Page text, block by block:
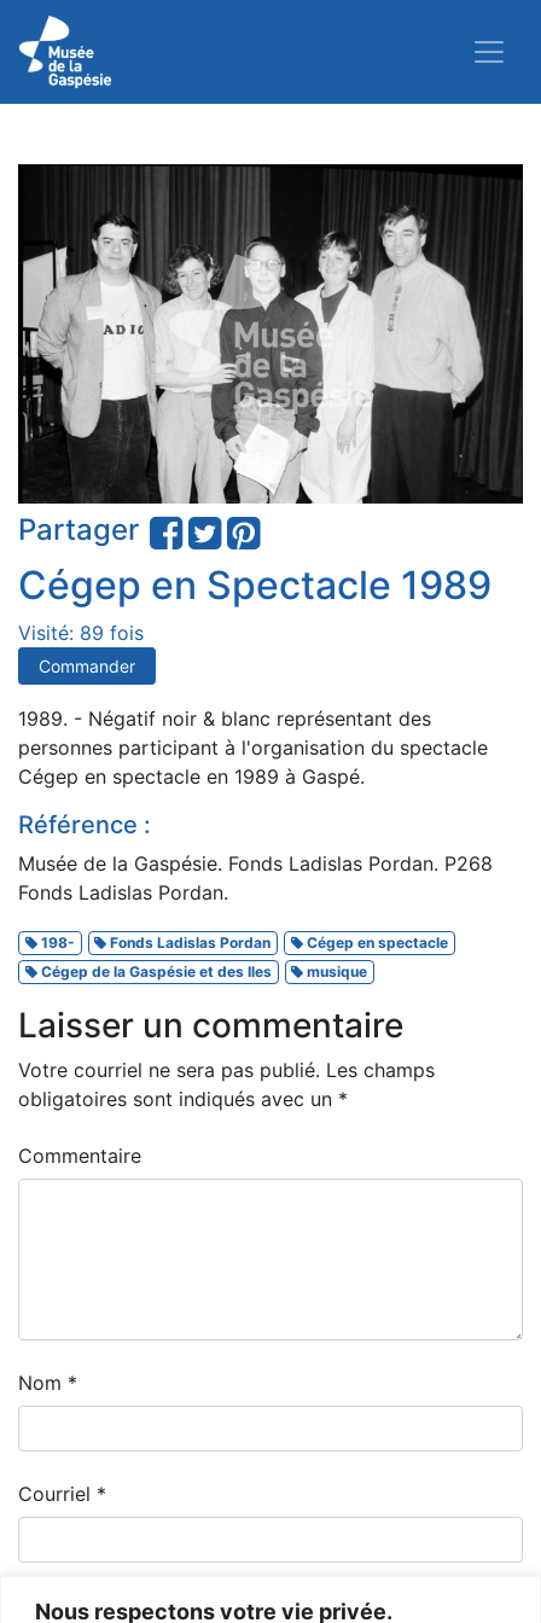
Nous respectons votre vie privée.
Partager
Cégep en Spectacle 1989
Visité: 89 fois
Commander
1989. - Négatif noir & blanc représentant des
personnes participant à l'organisation du spectacle
Cégep en spectacle en 1989 à Gaspé.
Référence :
Musée de la Gaspésie. Fonds Ladislas Pordan. P268
Fonds Ladislas Pordan.
198- Fonds Ladislas Pordan
Cégep en spectacle
Cégep de la Gaspésie et des Iles
musique
Laisser un commentaire
Votre courriel ne sera pas publié. Les champs
obligatoires sont indiqués avec un *
Commentaire
Nom *
Courriel *